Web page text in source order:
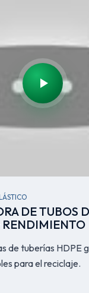
DE TUBOS
RENDIMIENTO
de tuberías HDPE
para el reciclaje.